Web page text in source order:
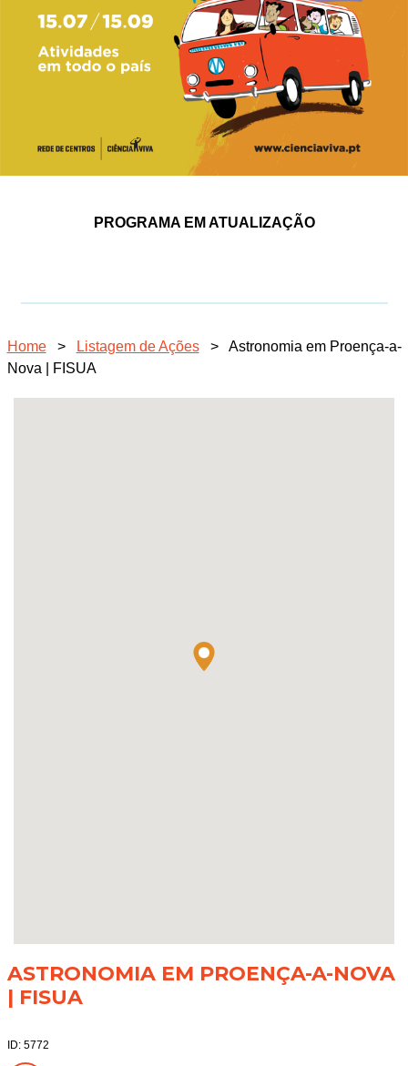
PROGRAMA EM ATUALIZAÇÃO
Home > Listagem de Ações >
Astronomia em Proença-a-
Nova | FISUA
ASTRONOMIA EM PROENÇA-A-NOVA
| FISUA
ID: 5772